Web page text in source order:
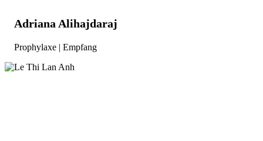
Adriana Alihajdaraj
Prophylaxe | Empfang